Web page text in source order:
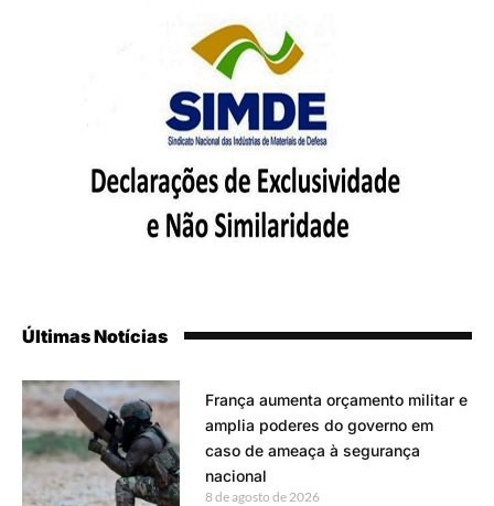
Últimas Notícias
França aumenta orçamento militar e
amplia poderes do governo em
caso de ameaça à segurança
nacional
8 de agosto de 2026